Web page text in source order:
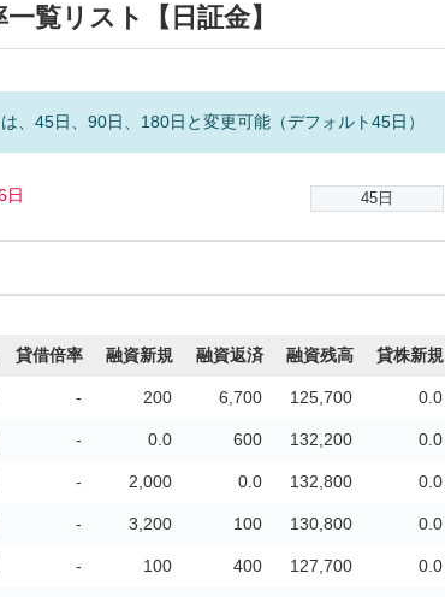
覧リスト【日証金】
、45日、90日、180日と変更可能（デフォルト45日）
日
貸借倍率 融資新規 融資返済 融資残高 貸株新規
- 200 6,700 125,700 0.0
- 0.0 600 132,200 0.0
- 2,000 0.0 132,800 0.0
- 3,200 100 130,800 0.0
- 100 400 127,700 0.0